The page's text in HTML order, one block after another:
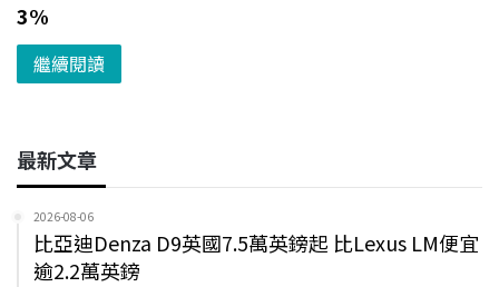
3%
繼續閱讀
最新文章
2026-08-06
比亞迪Denza D9英國7.5萬英鎊起 比Lexus LM便宜
逾2.2萬英鎊